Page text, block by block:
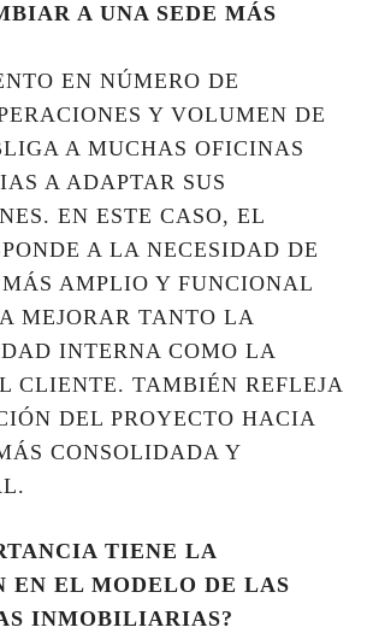
A UNA SEDE MÁS
EN NÚMERO DE
Y VOLUMEN DE
A MUCHAS OFICINAS
A ADAPTAR SUS
EN ESTE CASO, EL
A LA NECESIDAD DE
AMPLIO Y FUNCIONAL
MEJORAR TANTO LA
INTERNA COMO LA
CLIENTE. TAMBIÉN REFLEJA
DEL PROYECTO HACIA
CONSOLIDADA Y
TIENE LA
EN EL MODELO DE LAS
INMOBILIARIAS?